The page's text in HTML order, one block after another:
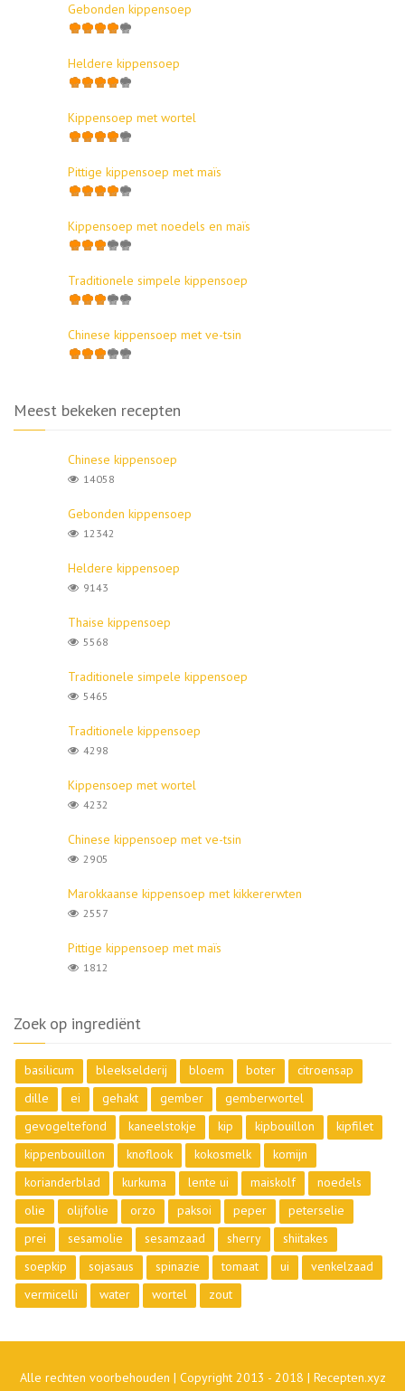
Gebonden kippensoep
Heldere kippensoep
Kippensoep met wortel
Pittige kippensoep met maïs
Kippensoep met noedels en maïs
Traditionele simpele kippensoep
Chinese kippensoep met ve-tsin
Meest bekeken recepten
Chinese kippensoep
14058
Gebonden kippensoep
12342
Heldere kippensoep
9143
Thaise kippensoep
5568
Traditionele simpele kippensoep
5465
Traditionele kippensoep
4298
Kippensoep met wortel
4232
Chinese kippensoep met ve-tsin
2905
Marokkaanse kippensoep met kikkererwten
2557
Pittige kippensoep met maïs
1812
Zoek op ingrediënt
basilicum bleekselderij bloem boter
citroensap
dille
ei gehakt gember
gemberwortel
gevogeltefond
kaneelstokje kip kipbouillon
kipfilet
kippenbouillon
knoflook kokosmelk
komijn
korianderblad
kurkuma lente ui maiskolf
noedels
olie
olijfolie orzo paksoi peper
peterselie
prei
sesamolie sesamzaad sherry
shiitakes
soepkip
sojasaus spinazie tomaat ui
venkelzaad
vermicelli
water wortel zout
Alle rechten voorbehouden | Copyright 2013 - 2018 | Recepten.xyz